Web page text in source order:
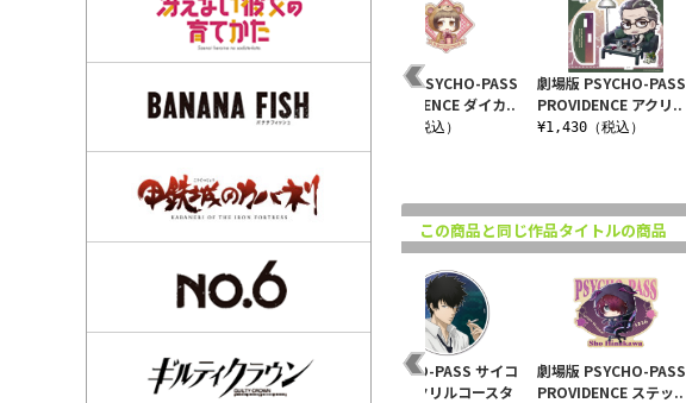
PROVIDENCE ちぇい..
PROVIDENCE アクリ..
¥1,430（税込）
劇場版 PSYCHO-PASS
PROVIDENCE ダイカ..
¥660（税込）
劇場版 PSYCHO-PASS
PROVIDENCE アクリ..
¥1,430（税込）
この商品と同じ作品タイトルの商品
【PSYCHO-PASS サイ
コパス】ちるコレ レザ
PSYCHO-PASS サイコ
パス ダイカットステッ
PSYCHO-PASS サイコ
パス アクリルコースタ
劇場版 PSYCHO-PASS
PROVIDENCE ステッ..